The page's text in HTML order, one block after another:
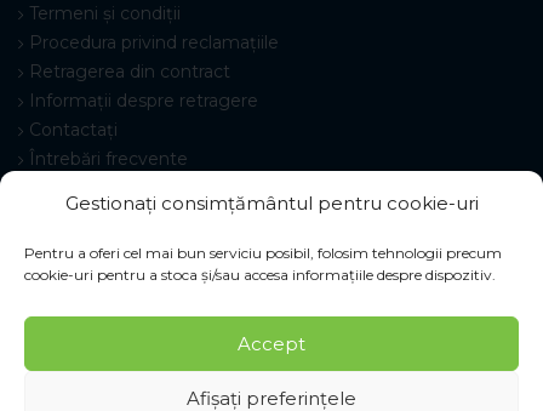
Gestionați consimțământul pentru cookie-uri
Pentru a oferi cel mai bun serviciu posibil, folosim tehnologii precum
cookie-uri pentru a stoca și/sau accesa informațiile despre dispozitiv.
Accept
Afișați preferințele
Termeni și condiții
Procedura privind reclamațiile
Retragerea din contract
Informații despre retragere
Contactați
Întrebări frecvente
© 2026 Pracovné odevy ZIKO s. r. o., toate drepturile